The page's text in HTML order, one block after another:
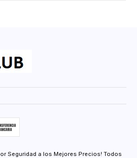
Seguridad a los Mejores Precios! Todos